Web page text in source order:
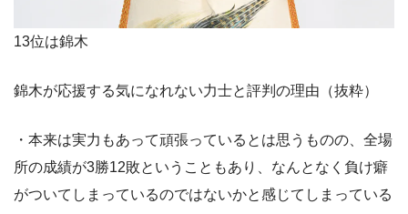
13位は錦木
錦木が応援する気になれない力士と評判の理由（抜粋）
・本来は実力もあって頑張っているとは思うものの、全場
所の成績が3勝12敗ということもあり、なんとなく負け癖
がついてしまっているのではないかと感じてしまっている